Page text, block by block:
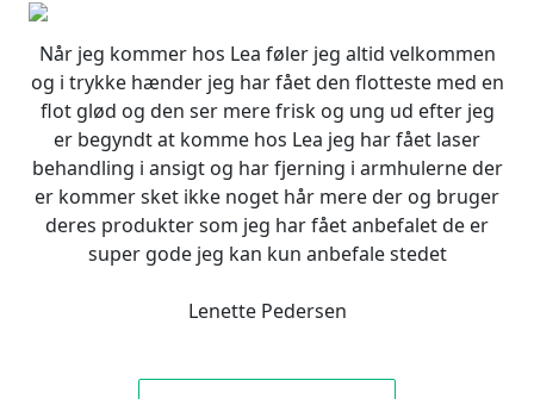
Når jeg kommer hos Lea føler jeg altid velkommen
og i trykke hænder jeg har fået den flotteste med en
flot glød og den ser mere frisk og ung ud efter jeg
er begyndt at komme hos Lea jeg har fået laser
behandling i ansigt og har fjerning i armhulerne der
er kommer sket ikke noget hår mere der og bruger
deres produkter som jeg har fået anbefalet de er
super gode jeg kan kun anbefale stedet
Lenette Pedersen